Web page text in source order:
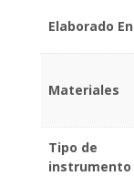
Elaborado En
Materiales
Tipo de
instrumento